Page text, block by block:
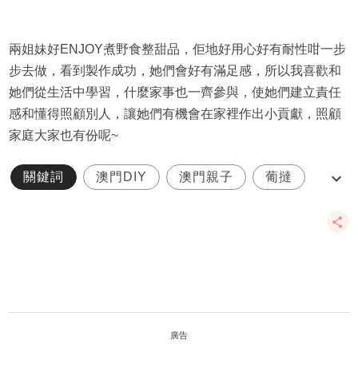
兩姐妹好ENJOY煮野食整甜品，佢地好用心好有耐性咁一步
步去做，看到製作成功，她們會好有滿足感，所以我喜歡和
她們從生活中學習，什麼家事也一齊參與，使她們建立責任
感和懂得照顧別人，讓她們有機會在家裡作出小貢獻，照顧
家庭大家也有份呢~
關鍵詞 澳門DIY 澳門親子 葡撻
廣告